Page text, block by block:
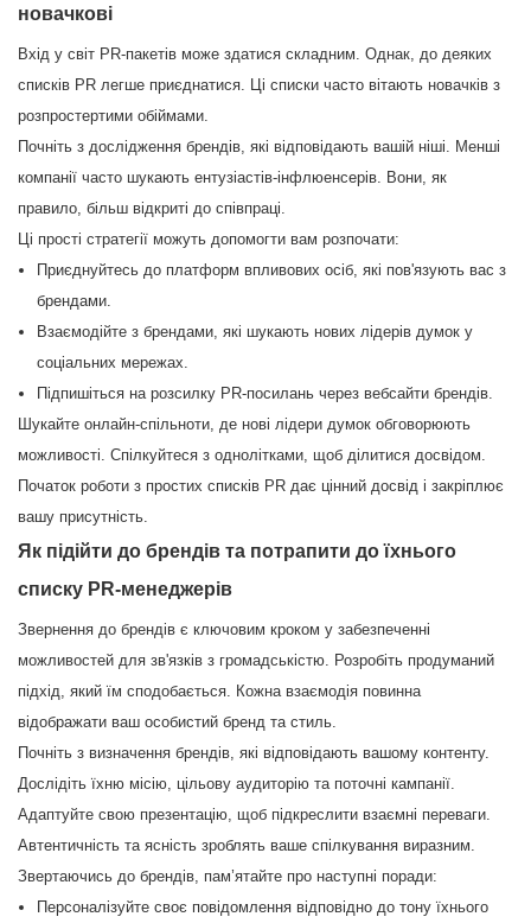
новачкові
Вхід у світ PR-пакетів може здатися складним. Однак, до деяких
списків PR легше приєднатися. Ці списки часто вітають новачків з
розпростертими обіймами.
Почніть з дослідження брендів, які відповідають вашій ніші. Менші
компанії часто шукають ентузіастів-інфлюенсерів. Вони, як
правило, більш відкриті до співпраці.
Ці прості стратегії можуть допомогти вам розпочати:
Приєднуйтесь до платформ впливових осіб, які пов'язують вас з
брендами.
Взаємодійте з брендами, які шукають нових лідерів думок у
соціальних мережах.
Підпишіться на розсилку PR-посилань через вебсайти брендів.
Шукайте онлайн-спільноти, де нові лідери думок обговорюють
можливості. Спілкуйтеся з однолітками, щоб ділитися досвідом.
Початок роботи з простих списків PR дає цінний досвід і закріплює
вашу присутність.
Як підійти до брендів та потрапити до їхнього
списку PR-менеджерів
Звернення до брендів є ключовим кроком у забезпеченні
можливостей для зв'язків з громадськістю. Розробіть продуманий
підхід, який їм сподобається. Кожна взаємодія повинна
відображати ваш особистий бренд та стиль.
Почніть з визначення брендів, які відповідають вашому контенту.
Дослідіть їхню місію, цільову аудиторію та поточні кампанії.
Адаптуйте свою презентацію, щоб підкреслити взаємні переваги.
Автентичність та ясність зроблять ваше спілкування виразним.
Звертаючись до брендів, пам’ятайте про наступні поради:
Персоналізуйте своє повідомлення відповідно до тону їхнього